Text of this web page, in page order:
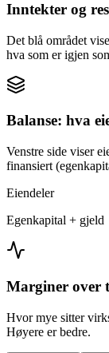
Inntekter og
Det blå området
hva som er igjen
Balanse: hva
Venstre side viser
finansiert
Eiendeler
Egenkapital + gjeld
Marginer over
Hvor mye sitter
Høyere er bedre.